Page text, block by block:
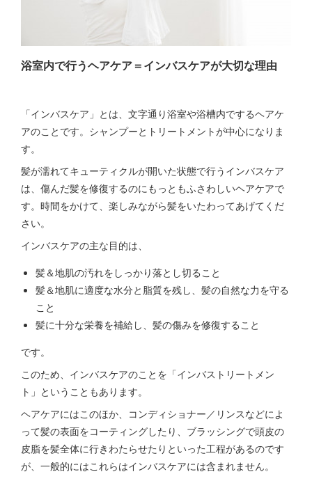
浴室内で行うヘアケア＝インバスケアが大切な理由
「インバスケア」とは、文字通り浴室や浴槽内でするヘアケ
アのことです。シャンプーとトリートメントが中心になりま
す。
髪が濡れてキューティクルが開いた状態で行うインバスケア
は、傷んだ髪を修復するのにもっともふさわしいヘアケアで
す。時間をかけて、楽しみながら髪をいたわってあげてくだ
さい。
インバスケアの主な目的は、
髪＆地肌の汚れをしっかり落とし切ること
髪＆地肌に適度な水分と脂質を残し、髪の自然な力を守る
こと
髪に十分な栄養を補給し、髪の傷みを修復すること
です。
このため、インバスケアのことを「インバストリートメン
ト」ということもあります。
ヘアケアにはこのほか、コンディショナー／リンスなどによ
って髪の表面をコーティングしたり、ブラッシングで頭皮の
皮脂を髪全体に行きわたらせたりといった工程があるのです
が、一般的にはこれらはインバスケアには含まれません。